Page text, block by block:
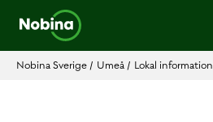
Nobina Sverige / Umeå / Lokal information